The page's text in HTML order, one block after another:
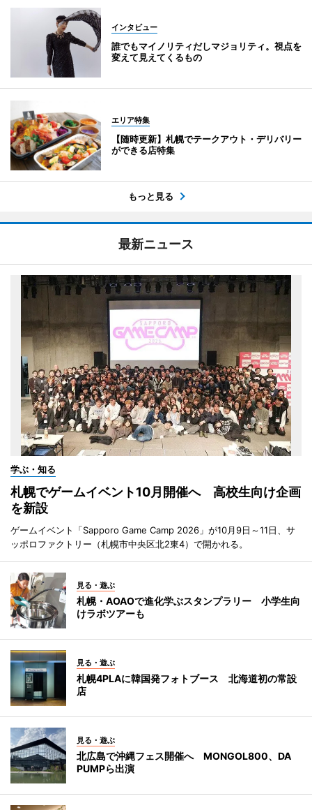
インタビュー
誰でもマイノリティだしマジョリティ。視点を
変えて見えてくるもの
エリア特集
【随時更新】札幌でテークアウト・デリバリー
ができる店特集
もっと見る
最新ニュース
学ぶ・知る
札幌でゲームイベント10月開催へ 高校生向け企画
を新設
ゲームイベント「Sapporo Game Camp 2026」が10月9日～11日、サ
ッポロファクトリー（札幌市中央区北2東4）で開かれる。
見る・遊ぶ
札幌・AOAOで進化学ぶスタンプラリー 小学生向
けラボツアーも
見る・遊ぶ
札幌4PLAに韓国発フォトブース 北海道初の常設
店
見る・遊ぶ
北広島で沖縄フェス開催へ MONGOL800、DA
PUMPら出演